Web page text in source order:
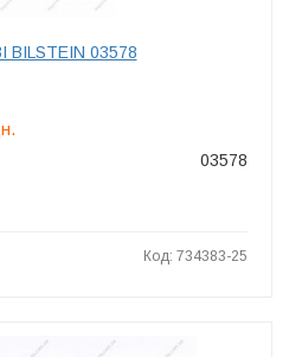
BILSTEIN 03578
03578
Код: 734383-25